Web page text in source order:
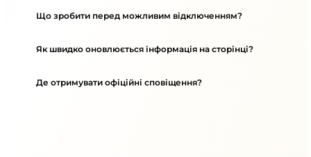
Що зробити перед можливим відключенням?
Як швидко оновлюється інформація на сторінці?
Де отримувати офіційні сповіщення?